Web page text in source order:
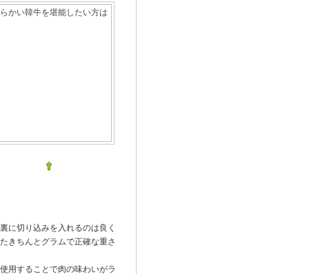
に切り込みを入れるのは良く
きちんとグラムで正確な重さ
用することで肉の味わいがラ